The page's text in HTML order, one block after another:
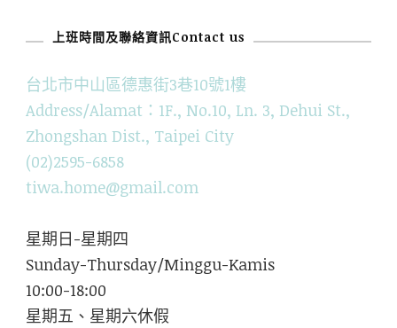
上班時間及聯絡資訊Contact us
台北市中山區德惠街3巷10號1樓
Address/Alamat：1F., No.10, Ln. 3, Dehui St.,
Zhongshan Dist., Taipei City
(02)2595-6858
tiwa.home@gmail.com
星期日-星期四
Sunday-Thursday/Minggu-Kamis
10:00-18:00
星期五、星期六休假